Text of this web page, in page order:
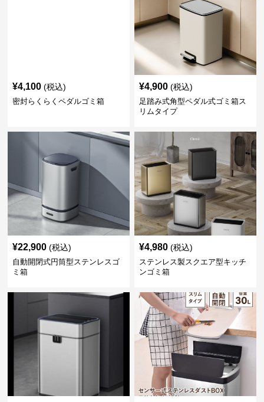
¥4,100 (税込)
密封らくらくペダルゴミ箱
¥4,900 (税込)
足踏み式角型ペダル式ゴミ箱ス
リムタイプ
¥22,900 (税込)
自動開閉式円筒型ステンレスゴ
ミ箱
¥4,980 (税込)
ステンレス製スクエア型キッチ
ンゴミ箱